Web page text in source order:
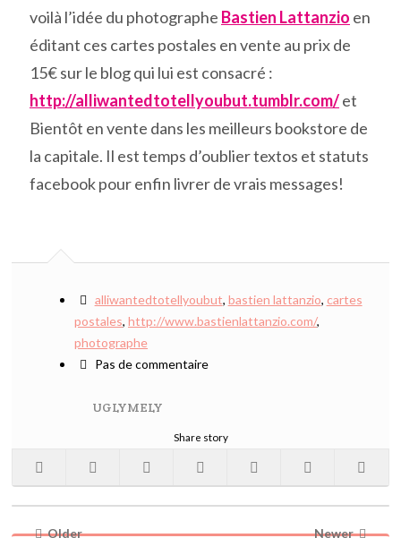
voilà l’idée du photographe Bastien Lattanzio en
éditant ces cartes postales en vente au prix de
15€ sur le blog qui lui est consacré :
http://alliwantedtotellyoubut.tumblr.com/et
Bientôt en vente dans les meilleurs bookstore de
la capitale. Il est temps d’oublier textos et statuts
facebook pour enfin livrer de vrais messages!
alliwantedtotellyoubut, bastien lattanzio, cartes
postales, http://www.bastienlattanzio.com/,
photographe
Pas de commentaire
UGLYMELY
Share story
Older
Newer